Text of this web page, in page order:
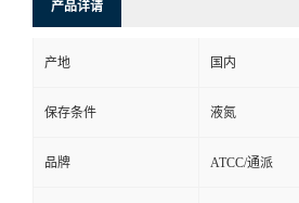
产品详请
产地 国内
保存条件 液氮
品牌 ATCC/通派